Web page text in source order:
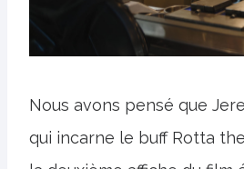
Nous avons pensé que
qui incarne le buff Rotta